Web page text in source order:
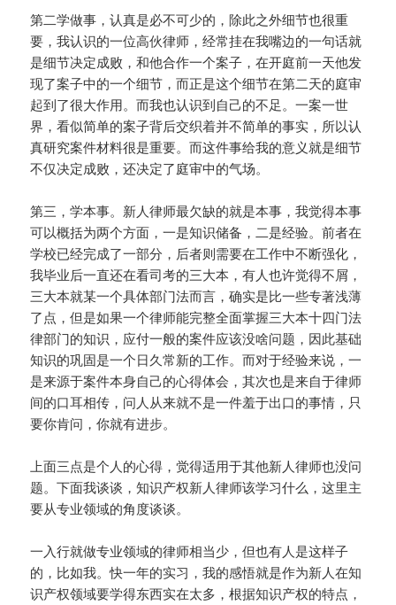
第二学做事，认真是必不可少的，除此之外细节也很重
要，我认识的一位高伙律师，经常挂在我嘴边的一句话就
是细节决定成败，和他合作一个案子，在开庭前一天他发
现了案子中的一个细节，而正是这个细节在第二天的庭审
起到了很大作用。而我也认识到自己的不足。一案一世
界，看似简单的案子背后交织着并不简单的事实，所以认
真研究案件材料很是重要。而这件事给我的意义就是细节
不仅决定成败，还决定了庭审中的气场。
第三，学本事。新人律师最欠缺的就是本事，我觉得本事
可以概括为两个方面，一是知识储备，二是经验。前者在
学校已经完成了一部分，后者则需要在工作中不断强化，
我毕业后一直还在看司考的三大本，有人也许觉得不屑，
三大本就某一个具体部门法而言，确实是比一些专著浅薄
了点，但是如果一个律师能完整全面掌握三大本十四门法
律部门的知识，应付一般的案件应该没啥问题，因此基础
知识的巩固是一个日久常新的工作。而对于经验来说，一
是来源于案件本身自己的心得体会，其次也是来自于律师
间的口耳相传，问人从来就不是一件羞于出口的事情，只
要你肯问，你就有进步。
上面三点是个人的心得，觉得适用于其他新人律师也没问
题。下面我谈谈，知识产权新人律师该学习什么，这里主
要从专业领域的角度谈谈。
一入行就做专业领域的律师相当少，但也有人是这样子
的，比如我。快一年的实习，我的感悟就是作为新人在知
识产权领域要学得东西实在太多，根据知识产权的特点，